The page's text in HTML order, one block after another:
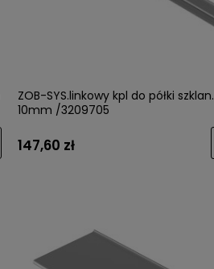
ZOB-SYS.linkowy kpl do półki szklan.
10mm /3209705
147,60 zł